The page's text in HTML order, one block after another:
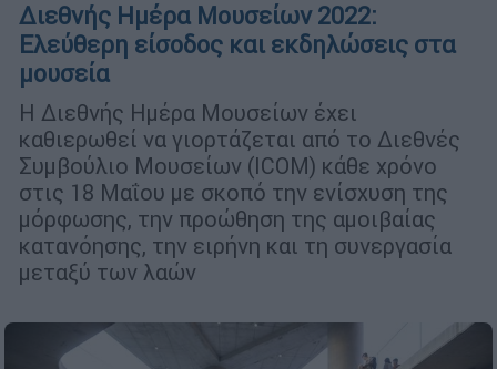
Διεθνής Ημέρα Μουσείων 2022:
Ελεύθερη είσοδος και εκδηλώσεις στα
μουσεία
Η Διεθνής Ημέρα Μουσείων έχει
καθιερωθεί να γιορτάζεται από το Διεθνές
Συμβούλιο Μουσείων (ICOM) κάθε χρόνο
στις 18 Μαΐου με σκοπό την ενίσχυση της
μόρφωσης, την προώθηση της αμοιβαίας
κατανόησης, την ειρήνη και τη συνεργασία
μεταξύ των λαών